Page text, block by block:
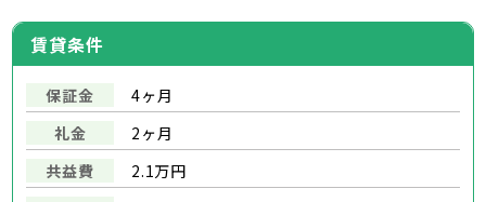
賃貸条件
保証金
4ヶ月
礼金
2ヶ月
共益費
2.1万円